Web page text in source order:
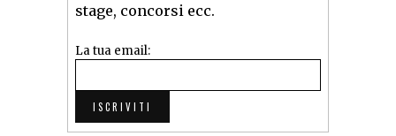
stage, concorsi ecc.
La tua email: